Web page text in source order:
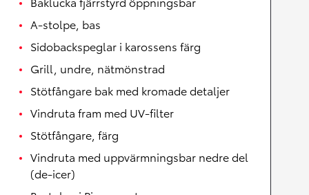
A-stolpe, bas
Sidobackspeglar i karossens färg
Grill, undre, nätmönstrad
Stötfångare bak med kromade detaljer
Vindruta fram med UV-filter
Stötfångare, färg
Vindruta med uppvärmningsbar nedre del
(de-icer)